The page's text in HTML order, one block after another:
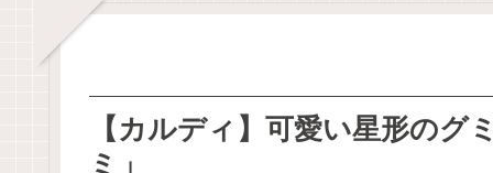
【カルディ】可愛い星形の
ミ」